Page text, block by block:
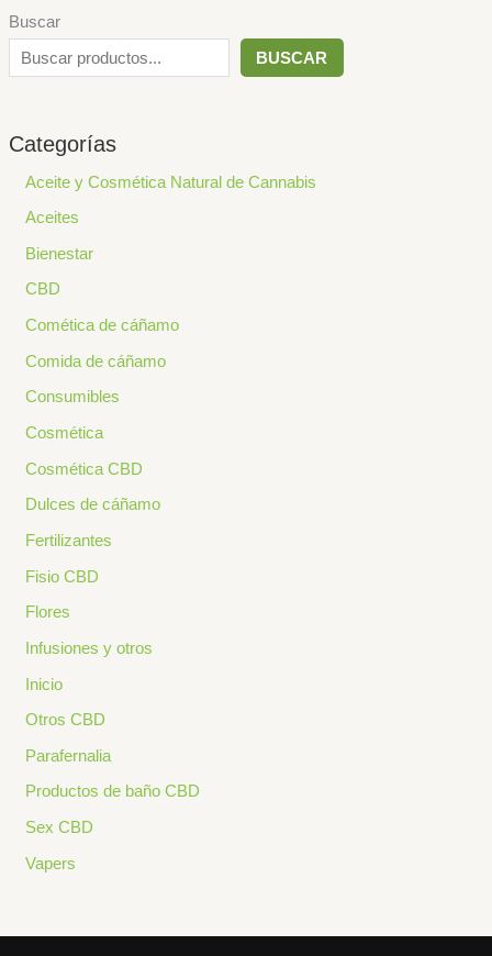
Buscar
BUSCAR
Categorías
Aceite y Cosmética Natural de Cannabis
Aceites
Bienestar
CBD
Comética de cáñamo
Comida de cáñamo
Consumibles
Cosmética
Cosmética CBD
Dulces de cáñamo
Fertilizantes
Fisio CBD
Flores
Infusiones y otros
Inicio
Otros CBD
Parafernalia
Productos de baño CBD
Sex CBD
Vapers